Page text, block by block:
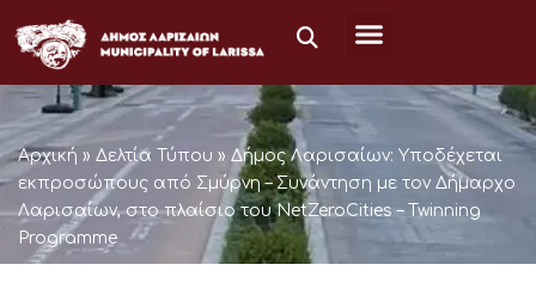
to
content
Αρχική » Δελτία Τύπου » Δήμος Λαρισαίων: Υποδέχεται
εκπροσώπους από Σμύρνη – Συνάντηση με τον Δήμαρχο
Λαρισαίων, στο πλαίσιο του NetZeroCities – Twinning
Programme